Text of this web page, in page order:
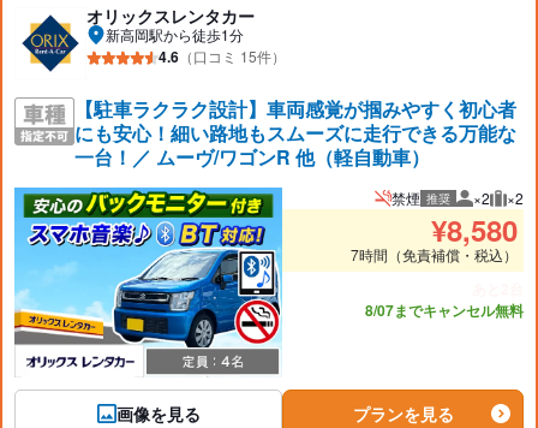
オリックスレンタカー
新高岡駅から徒歩1分
4.6 （口コミ 15件）
【駐車ラクラク設計】車両感覚が掴みやすく初心者
にも安心！細い路地もスムーズに走行できる万能な
一台！／ ムーヴ/ワゴンR 他（軽自動車）
画像を見る
禁煙 推奨 推奨人数
×2 推奨
×2
¥8,580
7時間（免責補償・税込）
8/07までキャンセル無料
プランを見る